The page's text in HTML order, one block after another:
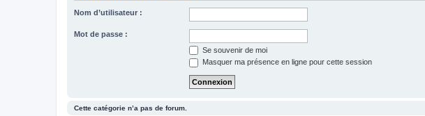
Nom d’utilisateur :
Mot de passe :
Se souvenir de moi
Masquer ma présence en ligne pour cette session
Cette catégorie n’a pas de forum.